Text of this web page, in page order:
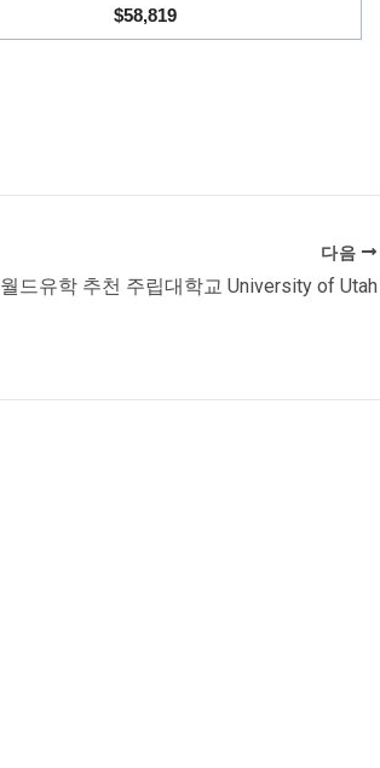
$58,819
다음
월드유학 추천 주립대학교 University of Utah